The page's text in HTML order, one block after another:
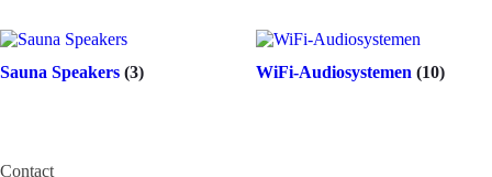
Sauna Speakers (3) WiFi-Audiosystemen (10)
Contact